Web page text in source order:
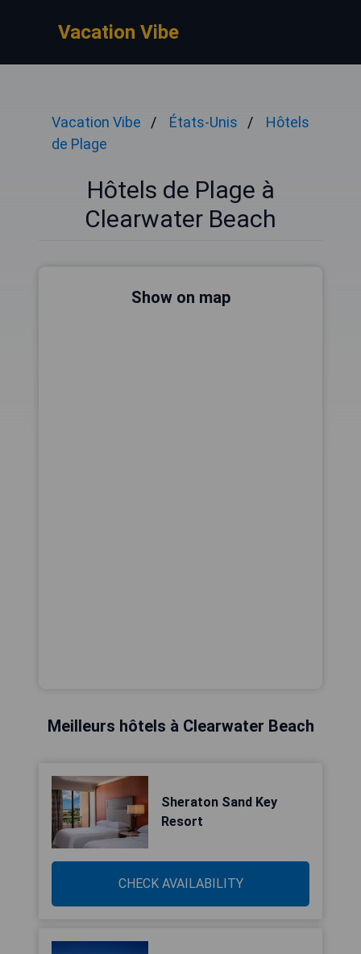
Vacation Vibe
Vacation Vibe États-Unis
Hôtels
de Plage
Hôtels de Plage à
Clearwater Beach
Show on map
Meilleurs hôtels à Clearwater Beach
Sheraton Sand Key
Resort
CHECK AVAILABILITY